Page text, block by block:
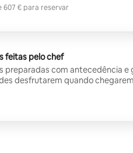
Qualquer cozinha à sua
607 € para reservar
feitas pelo chef
preparadas com antecedência e
desfrutarem quando
para tornar a sua viagem mais